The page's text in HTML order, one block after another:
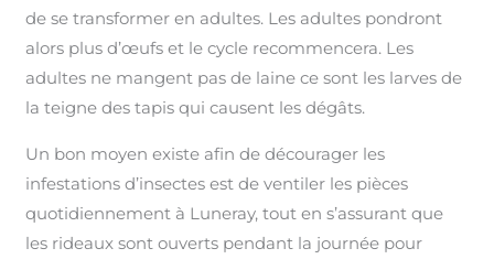
de se transformer en adultes. Les adultes pondront
alors plus d’œufs et le cycle recommencera. Les
adultes ne mangent pas de laine ce sont les larves de
la teigne des tapis qui causent les dégâts.
Un bon moyen existe afin de décourager les
infestations d’insectes est de ventiler les pièces
quotidiennement à Luneray, tout en s’assurant que
les rideaux sont ouverts pendant la journée pour